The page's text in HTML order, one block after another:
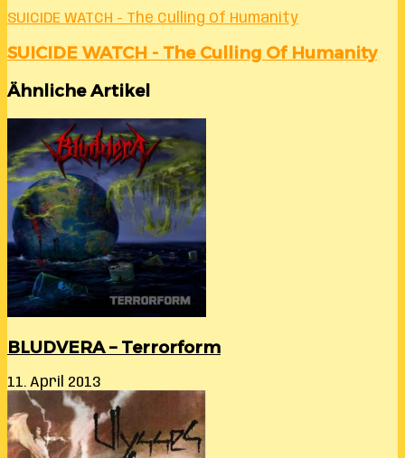
SUICIDE WATCH - The Culling Of Humanity
SUICIDE WATCH - The Culling Of Humanity
Ähnliche Artikel
BLUDVERA – Terrorform
11. April 2013